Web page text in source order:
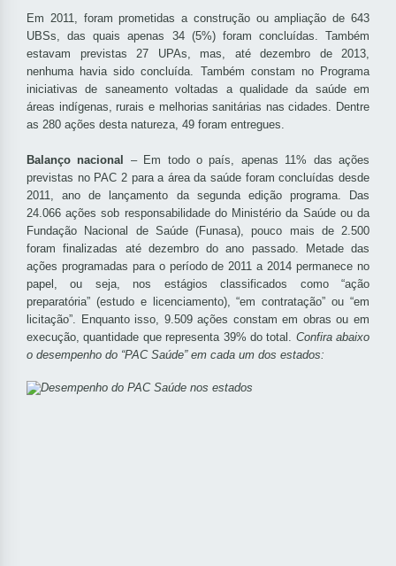
Em 2011, foram prometidas a construção ou ampliação de 643
UBSs, das quais apenas 34 (5%) foram concluídas. Também
estavam previstas 27 UPAs, mas, até dezembro de 2013,
nenhuma havia sido concluída. Também constam no Programa
iniciativas de saneamento voltadas a qualidade da saúde em
áreas indígenas, rurais e melhorias sanitárias nas cidades. Dentre
as 280 ações desta natureza, 49 foram entregues.
Balanço nacional
– Em todo o país, apenas 11% das ações
previstas no PAC 2 para a área da saúde foram concluídas desde
2011, ano de lançamento da segunda edição programa. Das
24.066 ações sob responsabilidade do Ministério da Saúde ou da
Fundação Nacional de Saúde (Funasa), pouco mais de 2.500
foram finalizadas até dezembro do ano passado. Metade das
ações programadas para o período de 2011 a 2014 permanece no
papel, ou seja, nos estágios classificados como “ação
preparatória” (estudo e licenciamento), “em contratação” ou “em
licitação”. Enquanto isso, 9.509 ações constam em obras ou em
execução, quantidade que representa 39% do total. Confira abaixo
o desempenho do “PAC Saúde” em cada um dos estados: